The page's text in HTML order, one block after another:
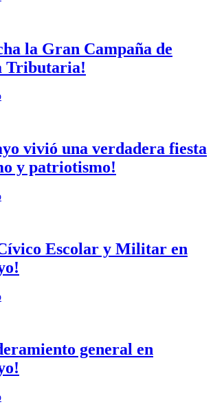
la Gran Campaña de
Tributaria!
vivió una verdadera fiesta
y patriotismo!
Escolar y Militar en
general en